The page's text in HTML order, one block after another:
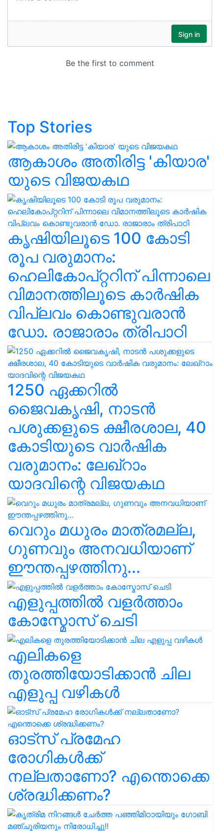
Top Stories
ആകാശം അതിരിട്ട 'കിയാര'
യുടെ വിജയകഥ
കൃഷിയിലൂടെ 100 കോടി
രൂപ വരുമാനം:
ഹെലികോപ്റ്ററിന് പിന്നാലെ
വിമാനത്തിലൂടെ കാർഷിക
വിപ്ലവം കൊണ്ടുവരാൻ
ഡോ. രാജാരാം ത്രിപാഠി
1250 ഏക്കറിൽ
ജൈവകൃഷി, നാടൻ
പശുക്കളുടെ ക്ഷീരശാല, 40
കോടിയുടെ വാർഷിക
വരുമാനം: ലേഖ്‌റാം
യാദവിന്റെ വിജയകഥ
വെറും മധുരം മാത്രമല്ല,
ഗുണവും അനവധിയാണ്
ഈന്തപ്പഴത്തിനു...
എളുപ്പത്തിൽ വളർത്താം
കോസ്മോസ് ചെടി
എലികളെ
തുരത്തിയോടിക്കാൻ ചില
എളുപ്പ വഴികൾ
ഓട്സ് പ്രമേഹ
രോഗികൾക്ക്
നല്ലതാണോ? എന്തൊക്കെ
ശ്രദ്ധിക്കണം?